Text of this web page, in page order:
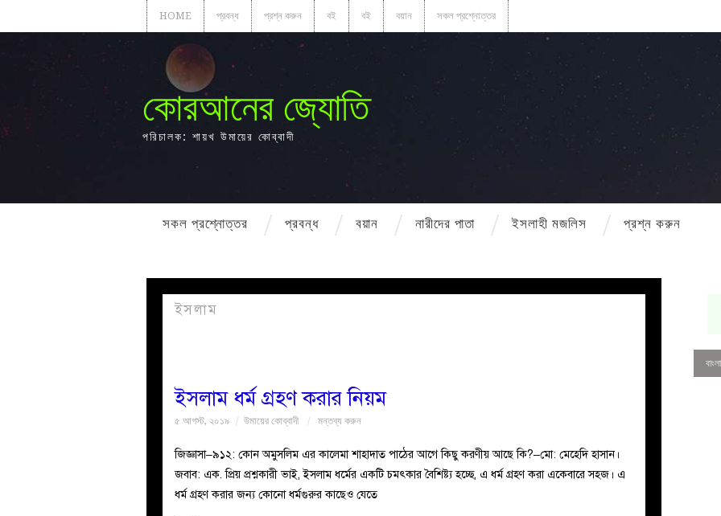
HOME প্রবন্ধ প্রশ্ন করুন বই বই বয়ান সকল প্রশ্নোত্তর
কোরআনের জ্যোতি
পরিচালক: শায়খ উমায়ের কোব্বাদী
সকল প্রশ্নোত্তর প্রবন্ধ বয়ান নারীদের পাতা ইসলাহী মজলিস প্রশ্ন করুন
ইসলাম
ইসলাম ধর্ম গ্রহণ করার নিয়ম
৫ আগস্ট, ২০১৯ উমায়ের কোব্বাদী মন্তব্য করুন
জিজ্ঞাসা–৯১২: কোন অমুসলিম এর কালেমা শাহাদাত পাঠের আগে কিছু করণীয় আছে কি?–মো: মেহেদি হাসান।
জবাব: এক. প্রিয় প্রশ্নকারী ভাই, ইসলাম ধর্মের একটি চমৎকার বৈশিষ্ট্য হচ্ছে, এ ধর্ম গ্রহণ করা একেবারে সহজ। এ
ধর্ম গ্রহণ করার জন্য কোনো ধর্মগুরুর কাছেও যেতে